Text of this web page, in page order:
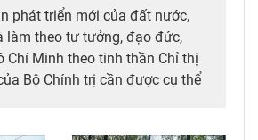
phát triển mới của đất nước,
làm theo tư tưởng, đạo đức,
Chí Minh theo tinh thần Chỉ thị
Bộ Chính trị cần được cụ thể